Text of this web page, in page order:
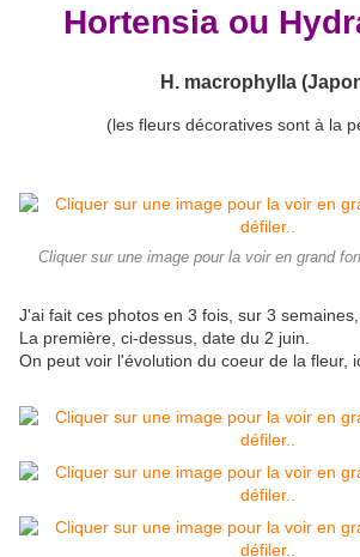
Hortensia ou
H. macrophylla
(les fleurs décoratives sont à la
Cliquer sur une image pour la voir en grand
J'ai fait ces photos en 3 fois, sur 3
La première, ci-dessus, date du 2 juin.
On peut voir l'évolution du coeur de la fleur,